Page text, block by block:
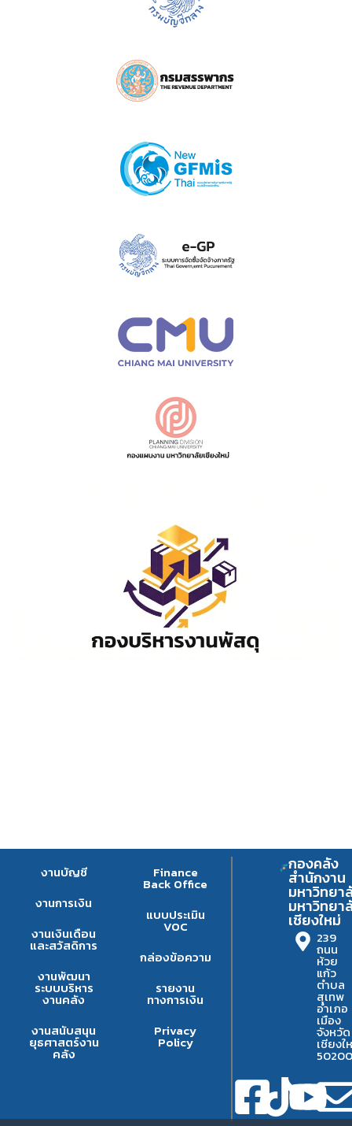
งานบัญชี
งานการเงิน
งานเงินเดือน
และสวัสดิการ
งานพัฒนา
ระบบบริหาร
งานคลัง
งานสนับสนุน
ยุธศาสตร์งาน
คลัง
Finance
Back Office
แบบประเมิน
VOC
กล่องข้อความ
รายงาน
ทางการเงิน
Privacy
Policy
กองคลัง
สำนักงาน
มหาวิทยา
มหาวิทยา
เชียงใหม่
239
ถนน
ห้วย
แก้ว
ตำบล
สุเทพ
อำเภอ
เมือง
จังหวัด
เชียงใ
50200